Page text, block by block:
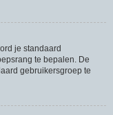
je standaard
te bepalen. De
gebruikersgroep te